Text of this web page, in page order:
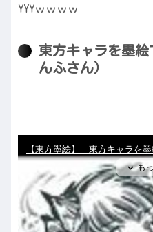
YYYｗｗｗｗ
東方キャラを墨
んふさん）